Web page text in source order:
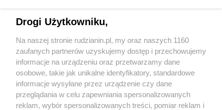
2 / 0
Wydawca mediów
Drogi Użytkowniku,
Na naszej stronie rudzianin.pl, my oraz naszych 1160
zaufanych partnerów uzyskujemy dostęp i przechowujemy
informacje na urządzeniu oraz przetwarzamy dane
osobowe, takie jak unikalne identyfikatory, standardowe
informacje wysyłane przez urządzenie czy dane
przeglądania w celu zapewniania spersonalizowanych
reklam, wybór spersonalizowanych treści, pomiar reklam i